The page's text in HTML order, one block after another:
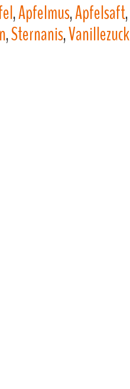
,Apfelmus,Apfelsaft,
,Sternanis,